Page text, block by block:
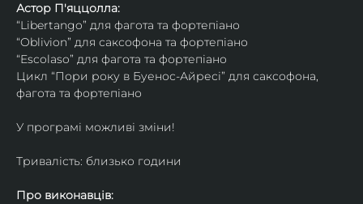
Астор П'яццолла:
“Libertango” для фагота та фортепіано
“Oblivion” для саксофона та фортепіано
“Escolaso” для фагота та фортепіано
Цикл “Пори року в Буенос-Айресі” для саксофона,
фагота та фортепіано
У програмі можливі зміни!
Тривалість: близько години
Про виконавців: